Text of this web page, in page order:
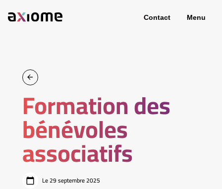
Contact Menu
Formation des
bénévoles
associatifs
Le 29 septembre 2025